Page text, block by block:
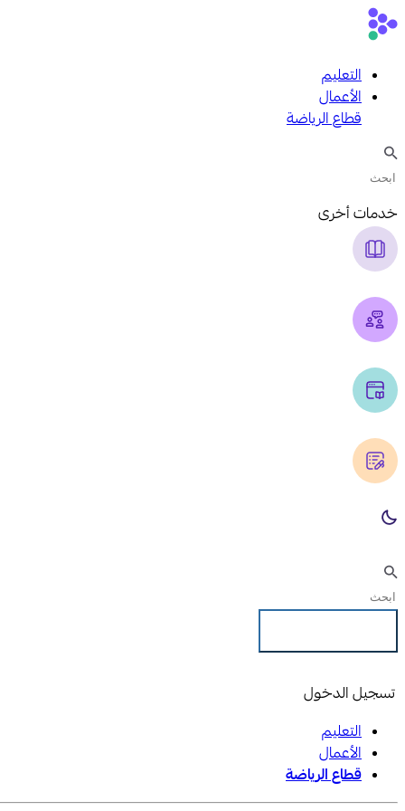
التعليم
الأعمال
قطاع الرياضة
خدمات أخرى
تسجيل الدخول
التعليم
الأعمال
قطاع الرياضة